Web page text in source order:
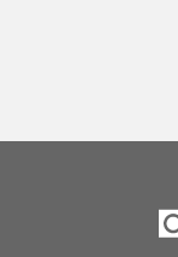
住處
愛玩
將登場